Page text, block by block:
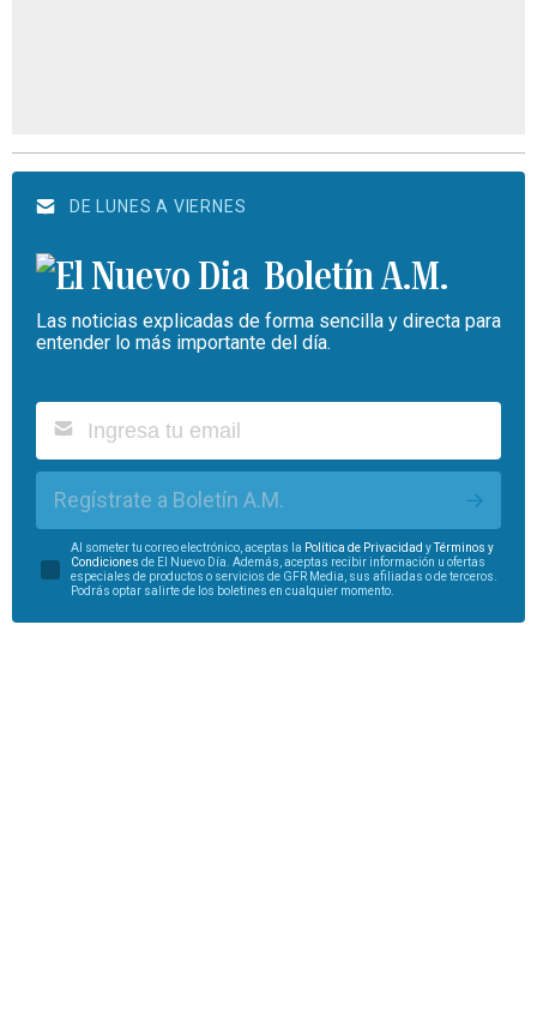
DE LUNES A VIERNES
Boletín A.M.
Las noticias explicadas de forma sencilla y directa para
entender lo más importante del día.
Regístrate a Boletín A.M.
Al someter tu correo electrónico, aceptas la Política de Privacidad yTérminos y
Condiciones de El Nuevo Día. Además, aceptas recibir información u ofertas
especiales de productos o servicios de GFR Media, sus afiliadas o de terceros.
Podrás optar salirte de los boletines en cualquier momento.